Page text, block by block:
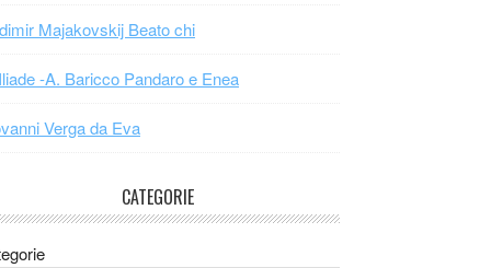
Majakovskij Beato chi
-A. Baricco Pandaro e Enea
Verga da Eva
CATEGORIE